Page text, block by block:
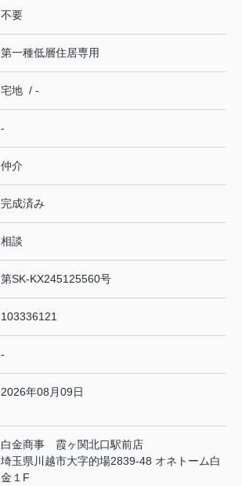
不要
第一種低層住居専用
宅地 / -
-
仲介
完成済み
相談
第SK-KX245125560号
103336121
-
2026年08月09日
白金商事 霞ヶ関北口駅前店
埼玉県川越市大字的場2839-48 オネトーム白
金１F